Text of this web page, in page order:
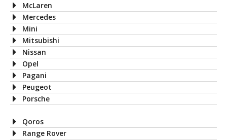
McLaren
Mercedes
Mini
Mitsubishi
Nissan
Opel
Pagani
Peugeot
Porsche
Qoros
Range Rover